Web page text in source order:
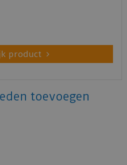
product
toevoegen